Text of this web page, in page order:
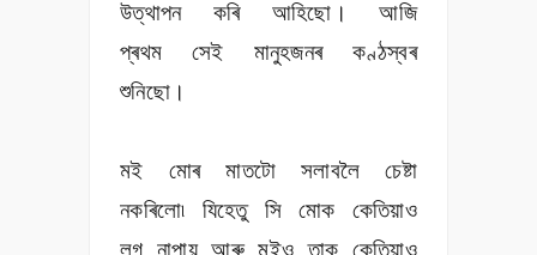
উত্থাপন কৰি আহিছো। আজি
প্ৰথম সেই মানুহজনৰ কণ্ঠস্বৰ
শুনিছো।
মই মোৰ মাতটো সলাবলৈ চেষ্টা
নকৰিলো৷ যিহেতু সি মোক কেতিয়াও